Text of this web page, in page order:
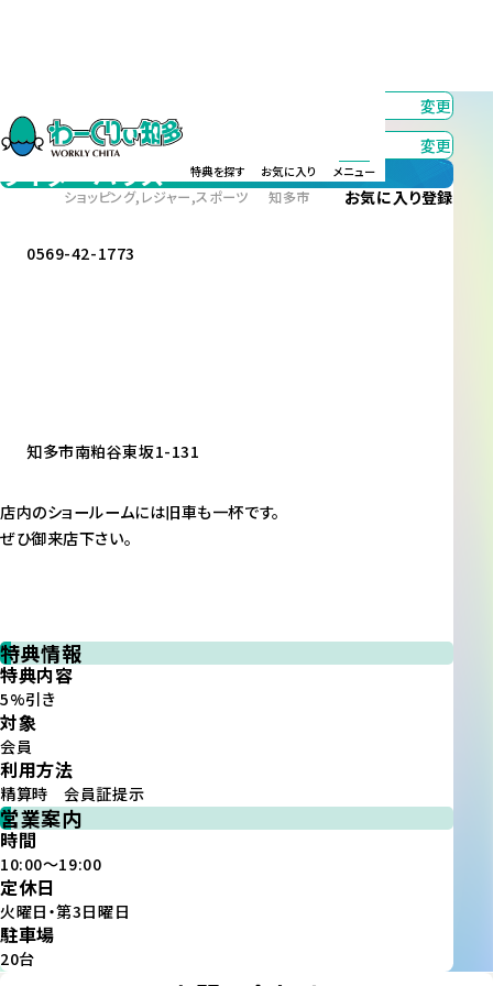
特典を探す お気に入り メニュー
変更
エリア すべて 変更
ライダーハウス
ショッピング,レジャー,スポーツ 知多市 お気に入り登録
0569-42-1773
知多市南粕谷東坂1-131
店内のショールームには旧車も一杯です。
ぜひ御来店下さい。
特典情報
特典内容
5%引き
対象
会員
利用方法
精算時 会員証提示
営業案内
時間
10:00～19:00
定休日
火曜日・第3日曜日
駐車場
20台